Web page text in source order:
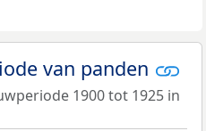
van panden
1900 tot 1925 in